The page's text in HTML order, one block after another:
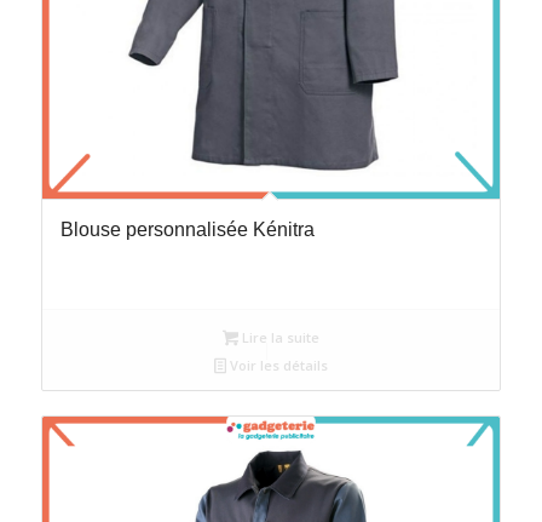
Blouse personnalisée Kénitra
Lire la suite
Voir les détails